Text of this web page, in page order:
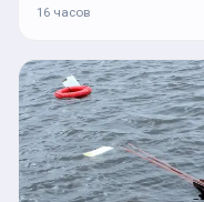
16 часов